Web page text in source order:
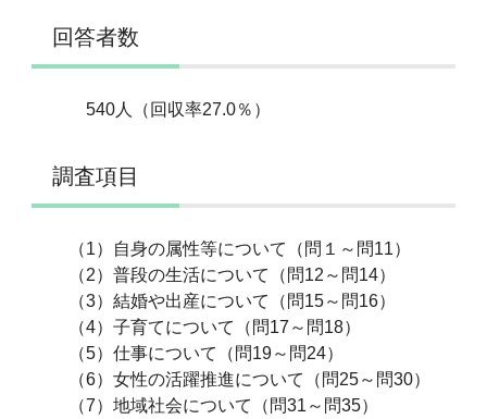
回答者数
540人（回収率27.0％）
調査項目
（1）自身の属性等について（問１～問11）
（2）普段の生活について（問12～問14）
（3）結婚や出産について（問15～問16）
（4）子育てについて（問17～問18）
（5）仕事について（問19～問24）
（6）女性の活躍推進について（問25～問30）
（7）地域社会について（問31～問35）